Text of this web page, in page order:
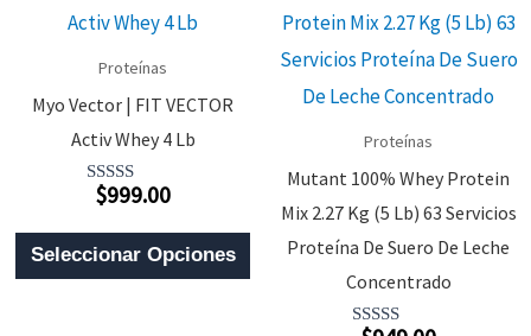
Variantes.
Opciones
En
Proteínas
Myo Vector | FIT VECTOR
Activ Whey 4 Lb
Valorado
5.00
De 5
$999.00
Seleccionar Opciones
Este
Producto
Proteínas
Mutant 100% Whey Protein
Mix 2.27 Kg (5 Lb) 63 Servicios
Proteína De Suero De Leche
Concentrado